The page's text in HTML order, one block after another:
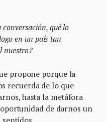
qué lo
en un país tan
nuestro?
propone porque la
recuerda de lo que
hasta la metáfora
de darnos un